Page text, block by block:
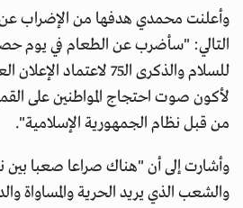
وأعلنت محمدي هدفها من الإضراب عن
التالي: "سأضرب عن الطعام في يوم
للسلام والذكرى الـ75
لأكون صوت احتجاج المواطنين على
من قبل نظام الجمهورية الإسلامية".
وأشارت إلى أن "هناك صراعا صعبا بين
والشعب الذي يريد الحرية والمساواة